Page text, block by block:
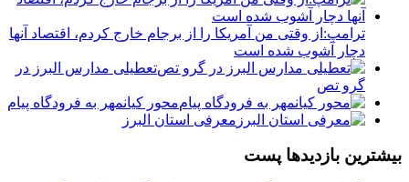
ترامپ:از وقتی من آمریکا را از برجام خارج کردم، اقتصاد آنها
دچار آشوب شده است
تعطیلی مدارس البرز در
گرو تص
محور کیانمهر به فرودگاه پیام
معرفی استان البرز
بیشترین بازدیدها پست